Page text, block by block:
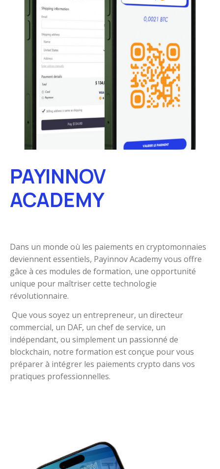
PAYINNOV
ACADEMY
Dans un monde où les paiements en cryptomonnaies
deviennent essentiels, Payinnov Academy vous offre
gâce à ces modules de formation, une opportunité
unique pour maîtriser cette technologie
révolutionnaire.
Que vous soyez un entrepreneur, un directeur
commercial, un DAF, un chef de service, un
indépendant, ou simplement un passionné de
blockchain, notre formation est conçue pour vous
préparer à intégrer les paiements crypto dans vos
pratiques professionnelles.